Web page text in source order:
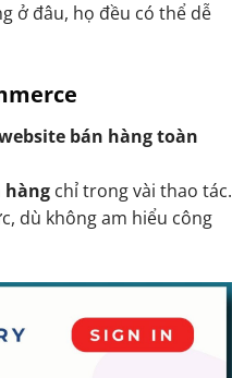
ở đâu, họ đều có thể dễ
bán hàng toàn
hàng chỉ trong vài thao tác.
dù không am hiểu công